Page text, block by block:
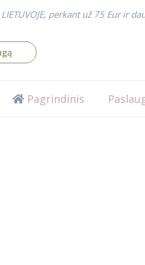
perkant už 75 Eur ir
Pagrindinis